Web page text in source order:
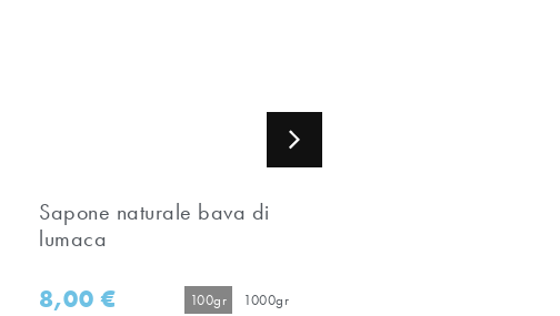
Sapone naturale bava di
lumaca
8,00€ 100gr 1000gr